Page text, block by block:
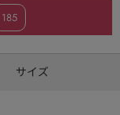
185
サイズ